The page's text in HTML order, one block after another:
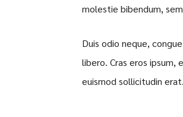
molestie bibendum,
Duis odio neque,
libero. Cras eros ipsum,
euismod sollicitudin erat.